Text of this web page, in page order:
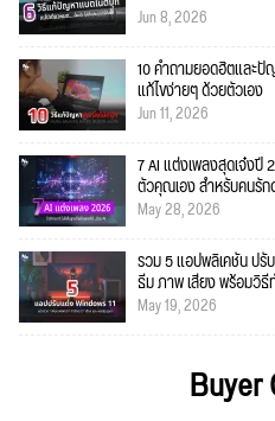
Jun 8, 2026
10 คำถามยอดฮิตและ
แก้ไขง่ายๆ ด้วยตัวเอง
Jun 11, 2026
7 AI แต่งเพลงสุดเจ๋งปี
ตัวคุณเอง สำหรับคนรัก
May 28, 2026
รวม 5 แอปพลิเคชัน ปรั
ธีม ภาพ เสียง พร้อมวิธี
May 19, 2026
Buyer